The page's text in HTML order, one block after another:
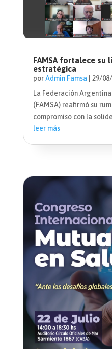
FAMSA fortalece su
estratégica
porAdmin Famsa
29/
La Federación
(FAMSA) reafirmó su
compromiso con la
leer más